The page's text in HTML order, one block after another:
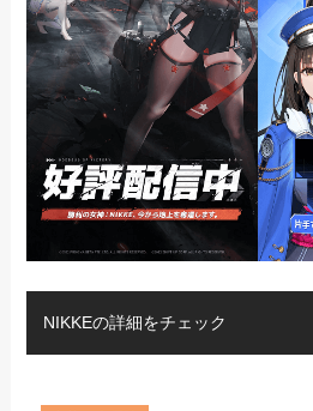
NIKKEの詳細をチェック